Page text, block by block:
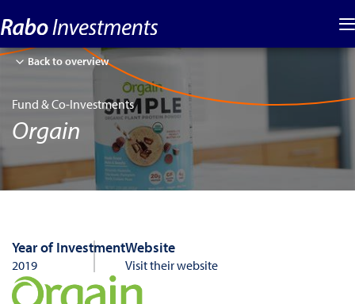
Back to overview
Fund & Co-Investments
Orgain
Year of Investment
2019
Website
Visit their website